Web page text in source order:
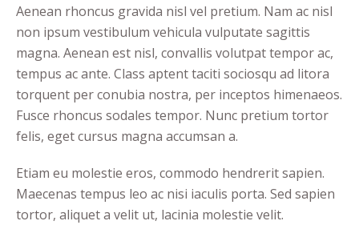
Aenean rhoncus gravida nisl vel pretium. Nam ac nisl
non ipsum vestibulum vehicula vulputate sagittis
magna. Aenean est nisl, convallis volutpat tempor ac,
tempus ac ante. Class aptent taciti sociosqu ad litora
torquent per conubia nostra, per inceptos himenaeos.
Fusce rhoncus sodales tempor. Nunc pretium tortor
felis, eget cursus magna accumsan a.
Etiam eu molestie eros, commodo hendrerit sapien.
Maecenas tempus leo ac nisi iaculis porta. Sed sapien
tortor, aliquet a velit ut, lacinia molestie velit.